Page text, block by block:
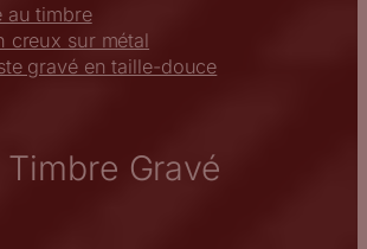
au timbre
creux sur métal
gravé en taille-douce
Gravé